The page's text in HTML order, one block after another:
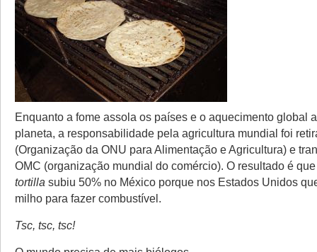
Enquanto a fome assola os países e o aquecimento global
planeta, a responsabilidade pela agricultura mundial foi
(Organização da ONU para Alimentação e Agricultura) e
OMC (organização mundial do comércio). O resultado é
tortilla subiu 50% no México porque nos Estados Unidos
milho para fazer combustível.
Tsc, tsc, tsc!